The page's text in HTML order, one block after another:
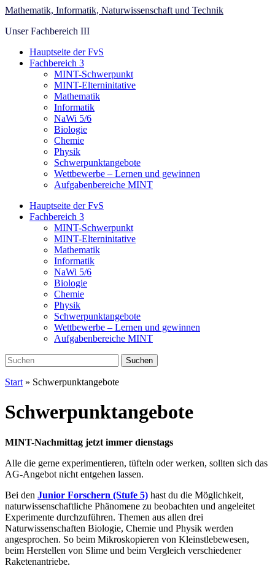
Skip
main
Mathematik, Informatik, Naturwissenschaft und Technik
Unser Fachbereich III
Toggle
mobile
Hauptseite der FvS
Fachbereich 3
MINT-Schwerpunkt
MINT-Elterninitative
Mathematik
Informatik
NaWi 5/6
Biologie
Chemie
Physik
Schwerpunktangebote
Wettbewerbe – Lernen und gewinnen
Aufgabenbereiche MINT
Hauptseite der FvS
Fachbereich 3
MINT-Schwerpunkt
MINT-Elterninitative
Mathematik
Informatik
NaWi 5/6
Biologie
Chemie
Physik
Schwerpunktangebote
Wettbewerbe – Lernen und gewinnen
Aufgabenbereiche MINT
Search
for:
Suchen
Start » Schwerpunktangebote
Schwerpunktangebote
MINT-Nachmittag jetzt immer dienstags
Alle die gerne experimentieren, tüfteln oder werken, sollten sich das
AG-Angebot nicht entgehen lassen.
Bei den Junior Forschern (Stufe 5) hast du die Möglichkeit,
naturwissenschaftliche Phänomene zu beobachten und angeleitet
Experimente durchzuführen. Themen aus allen drei
Naturwissenschaften Biologie, Chemie und Physik werden
angesprochen. So beim Mikroskopieren von Kleinstlebewesen,
beim Herstellen von Slime und beim Vergleich verschiedener
Raketenantriebe.